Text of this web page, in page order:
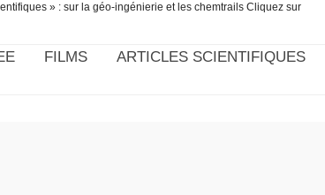
» : sur la géo-ingénierie et les chemtrails Cliquez sur
FILMS
ARTICLES SCIENTIFIQUES